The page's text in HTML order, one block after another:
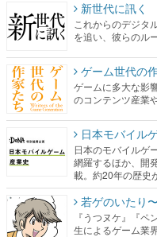
新世代に訊く
これからのデジタ
を追い、彼らのル
ゲーム世代の
ゲームに多大な影
のコンテンツ産業
日本モバイル
日本のモバイルゲ
網羅するほか、開
載。約20年の歴史
若ゲのいたり
『うつヌケ』『
生によるゲーム業